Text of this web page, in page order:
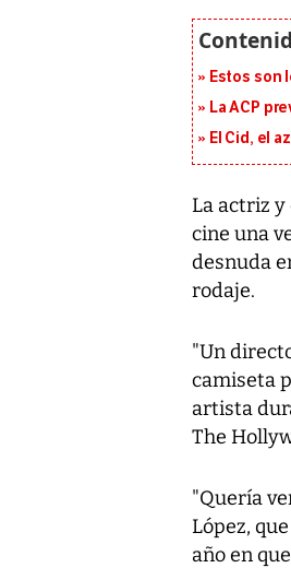
Estos son
La ACP
El Cid, el
La actriz y
cine una
desnuda
rodaje.
"Un
camiseta
artista
The
"Quería
López,
año en